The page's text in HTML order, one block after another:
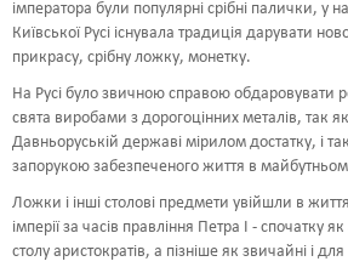
імператора були популярні срібні палички, у
Київської Русі існувала традиція дарувати
прикрасу, срібну ложку, монетку.
На Русі було звичною справою обдаровувати
свята виробами з дорогоцінних металів, так
Давньоруській державі мірилом достатку, і
запорукою забезпеченого життя в
Ложки і інші столові предмети увійшли в
імперії за часів правління Петра I - спочатку
столу аристократів, а пізніше як звичайні і